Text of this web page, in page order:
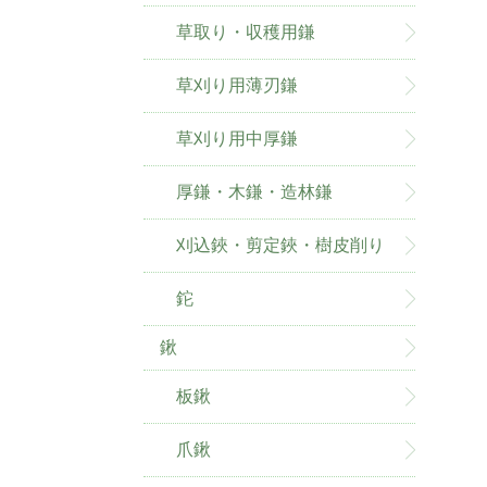
草取り・収穫用鎌
草刈り用薄刃鎌
草刈り用中厚鎌
厚鎌・木鎌・造林鎌
刈込鋏・剪定鋏・樹皮削り
鉈
鍬
板鍬
爪鍬